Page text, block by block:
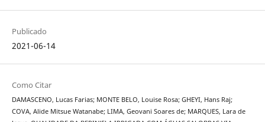
Publicado
2021-06-14
Como Citar
DAMASCENO, Lucas Farias; MONTE BELO, Louise Rosa; GHEYI, Hans Raj;
COVA, Alide Mitsue Watanabe; LIMA, Geovani Soares de; MARQUES, Lara de